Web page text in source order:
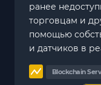
ранее
торговцам и
помощью
и датчиков в
Blockchain